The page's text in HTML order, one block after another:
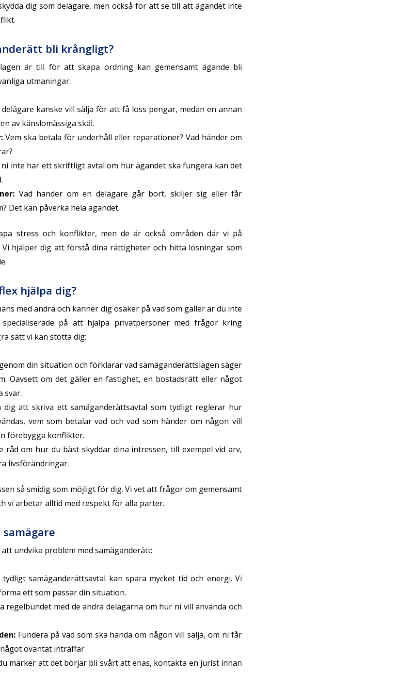
dig som delägare, men också för att se till att ägandet inte
bli krångligt?
är till för att skapa ordning kan gemensamt ägande bli
utmaningar:
delägare kanske vill sälja för att få loss pengar, medan en annan
av känslomässiga skäl.
:Vem ska betala för underhåll eller reparationer? Vad händer om
ni inte har ett skriftligt avtal om hur ägandet ska fungera kan det
: Vad händer om en delägare går bort, skiljer sig eller får
Det kan påverka hela ägandet.
stress och konflikter, men de är också områden där vi på
Vi hjälper dig att förstå dina rättigheter och hitta lösningar som
hjälpa dig?
med andra och känner dig osäker på vad som gäller är du inte
på att hjälpa privatpersoner med frågor kring
sätt vi kan stötta dig:
din situation och förklarar vad samäganderättslagen säger
Oavsett om det gäller en fastighet, en bostadsrätt eller något
svar.
dig att skriva ett samäganderättsavtal som tydligt reglerar hur
vem som betalar vad och vad som händer om någon vill
förebygga konflikter.
råd om hur du bäst skyddar dina intressen, till exempel vid arv,
livsförändringar.
så smidig som möjligt för dig. Vi vet att frågor om gemensamt
vi arbetar alltid med respekt för alla parter.
undvika problem med samäganderätt:
samäganderättsavtal kan spara mycket tid och energi. Vi
ett som passar din situation.
regelbundet med de andra delägarna om hur ni vill använda och
:Fundera på vad som ska hända om någon vill sälja, om ni får
oväntat inträffar.
märker att det börjar bli svårt att enas, kontakta en jurist innan